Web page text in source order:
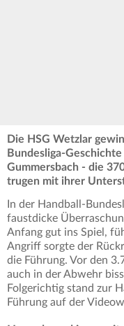
Die HSG Wetzlar
Bundesliga-
Gummersbach - die
trugen mit ihrer
In der Handball-
faustdicke
Anfang gut ins Spiel,
Angriff sorgte der
die Führung. Vor den
auch in der Abwehr
Folgerichtig stand zur
Führung auf der